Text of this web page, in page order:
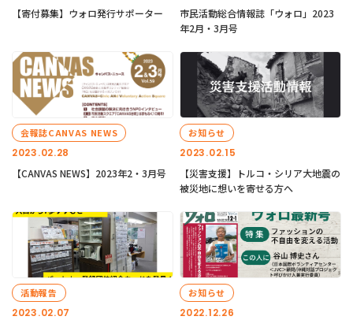
【寄付募集】ウォロ発行サポーター
市民活動総合情報誌「ウォロ」2023
年2月・3月号
2023.02.28
会報誌CANVAS NEWS
【CANVAS NEWS】2023年2・3月号
2023.02.15
お知らせ
【災害支援】トルコ・シリア大地震の
被災地に想いを寄せる方へ
2023.02.07
活動報告
2022.12.26
お知らせ